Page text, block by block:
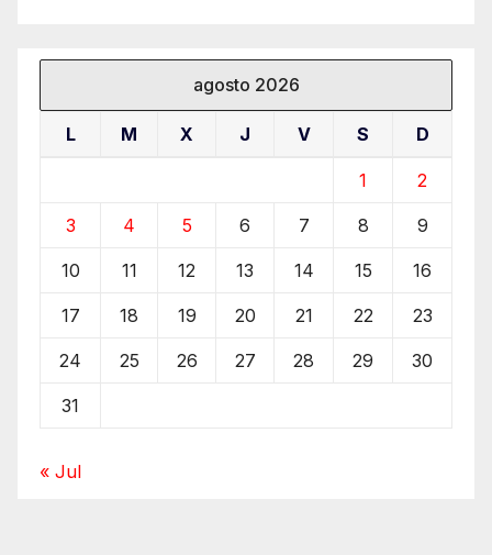
agosto 2026
L M X J V S D
1 2
3 4 5 6 7 8 9
10 11 12 13 14 15 16
17 18 19 20 21 22 23
24 25 26 27 28 29 30
31
« Jul